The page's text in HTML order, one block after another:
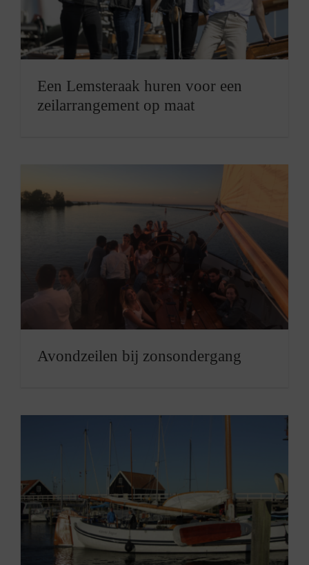
Een Lemsteraak huren voor een
zeilarrangement op maat
Avondzeilen bij zonsondergang